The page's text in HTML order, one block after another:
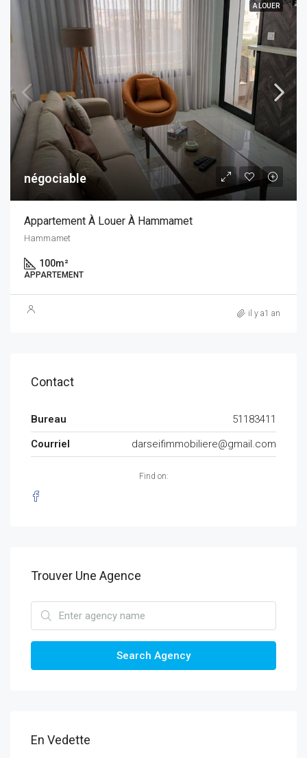
A LOUER
négociable
Appartement À Louer À Hammamet
Hammamet
100m²
APPARTEMENT
il y a1 an
Contact
Bureau
51183411
Courriel
darseifimmobiliere@gmail.com
Find on:
Trouver Une Agence
Search Agency
En Vedette